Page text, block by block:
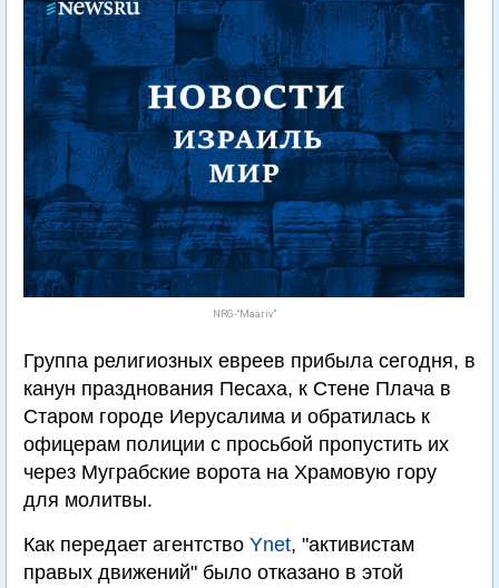
NRG-"Maariv"
Группа религиозных евреев прибыла сегодня, в
канун празднования Песаха, к Стене Плача в
Старом городе Иерусалима и обратилась к
офицерам полиции с просьбой пропустить их
через Муграбские ворота на Храмовую гору
для молитвы.
Как передает агентство Ynet, "активистам
правых движений" было отказано в этой